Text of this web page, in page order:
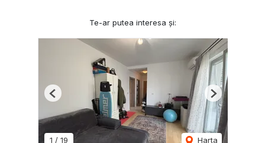
Te-ar putea interesa și:
1 / 19 Harta
Previous Next